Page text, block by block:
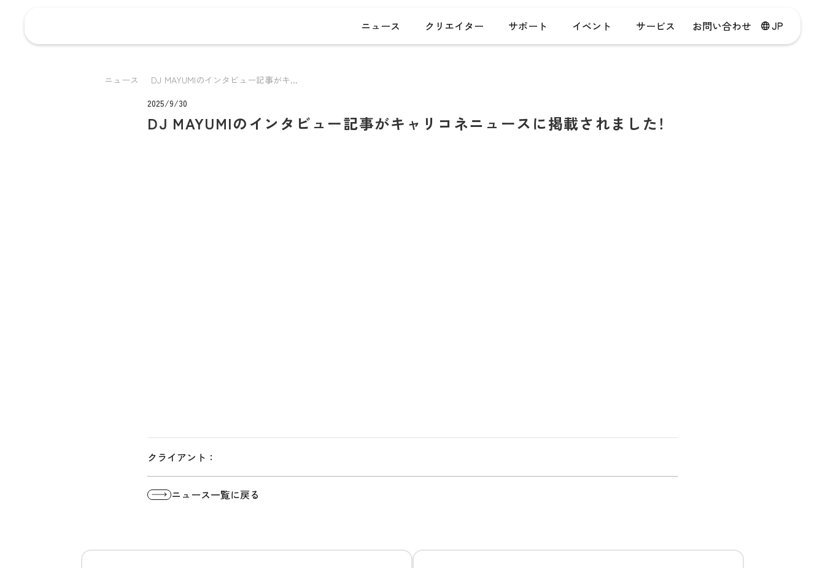
ニュース
HP・LP制作事例
クリエイター サポート イベント サービス お問い合わせ
ニュース
DJ MAYUMIのインタビュー記事がキ...
2025/9/30
DJ MAYUMIのインタビュー記事がキャリコネニュースに掲載されました！
クライアント：
ニュース一覧に戻る